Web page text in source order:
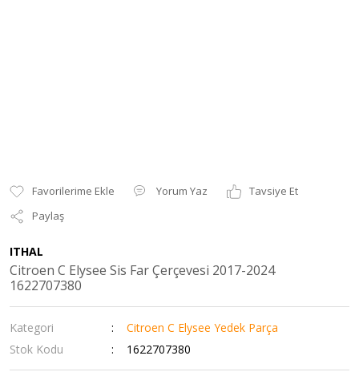
Yorum Yaz
Tavsiye Et
Paylaş
ITHAL
Citroen C Elysee Sis Far Çerçevesi 2017-2024
1622707380
Kategori
Citroen C Elysee Yedek Parça
Stok Kodu
1622707380